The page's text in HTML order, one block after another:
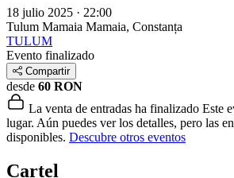
18 julio 2025 · 22:00
Tulum Mamaia Mamaia, Constanța
TULUM
Evento finalizado
Compartir
desde 60 RON
La venta de entradas ha finalizado Este
lugar. Aún puedes ver los detalles, pero las
disponibles. Descubre otros eventos
Cartel